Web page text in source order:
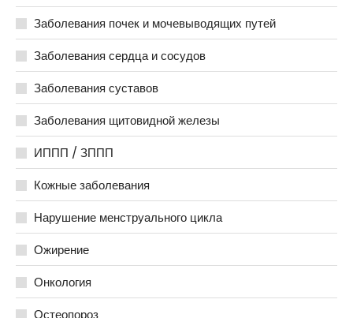
Заболевания почек и мочевыводящих путей
Заболевания сердца и сосудов
Заболевания суставов
Заболевания щитовидной железы
ИППП / ЗППП
Кожные заболевания
Нарушение менструального цикла
Ожирение
Онкология
Остеопороз